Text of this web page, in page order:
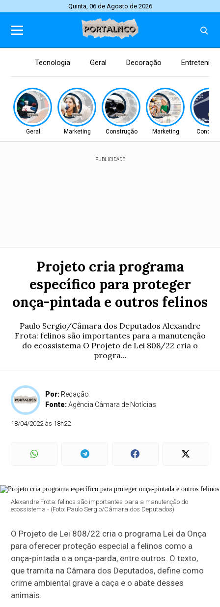
Quinta, 06 de Agosto de 2026
Tecnologia Geral Decoração
Geral Marketing Construção Marketing
PUBLICIDADE
Projeto cria programa
específico para proteger
onça-pintada e outros felinos
Paulo Sergio/Câmara dos Deputados Alexandre
Frota: felinos são importantes para a manutenção
do ecossistema O Projeto de Lei 808/22 cria o
progra...
Por: Redação
Fonte:Agência Câmara de Notícias
18/04/2022 às 18h22
Alexandre Frota: felinos são importantes para a manutenção do
ecossistema - (Foto: Paulo Sergio/Câmara dos Deputados)
O Projeto de Lei 808/22 cria o programa Lei da Onça
para oferecer proteção especial a felinos como a
onça-pintada e a onça-parda, entre outros. O texto,
que tramita na Câmara dos Deputados, define como
crime ambiental grave a caça e o abate desses
animais.